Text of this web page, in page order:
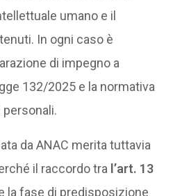
umano e il
In ogni caso è
di impegno a
132/2025 e la normativa
da ANAC merita tuttavia
il raccordo tra l’art. 13
la fase di predisposizione